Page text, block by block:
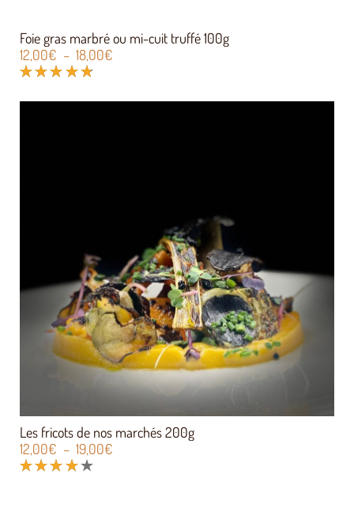
Foie gras marbré ou mi-cuit truffé 100g
12,00€ – 18,00€
4.67sur
Les fricots de nos marchés 200g
12,00€ – 19,00€